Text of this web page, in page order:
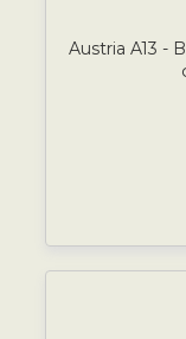
Austria A13 -